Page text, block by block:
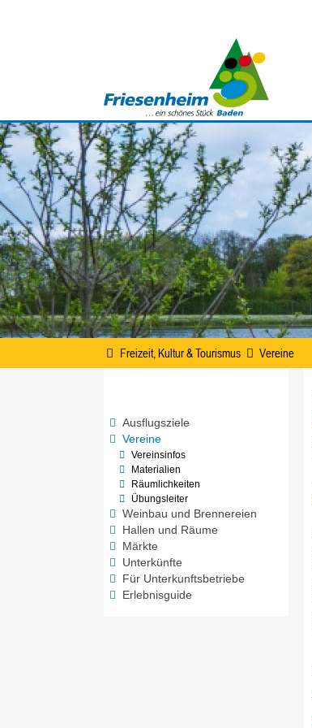
Freizeit, Kultur & Tourismus Vereine
Ausflugsziele
Vereine
Vereinsinfos
Materialien
Räumlichkeiten
Übungsleiter
Weinbau und Brennereien
Hallen und Räume
Märkte
Unterkünfte
Für Unterkunftsbetriebe
Erlebnisguide